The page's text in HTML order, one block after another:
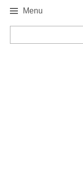
Menu